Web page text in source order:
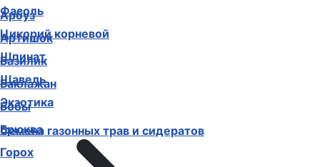
Арбуз
Артишок
Базилик
Баклажан
Бобы
Брюква
Горох
Фасоль
Цикорий корневой
Шпинат
Щавель
Экзотика
Семена газонных трав и сидератов